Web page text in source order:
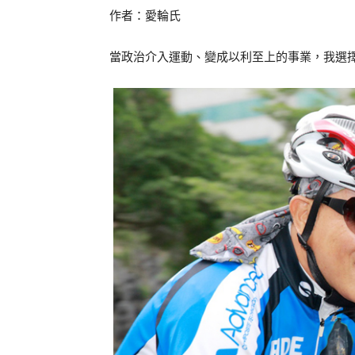
作者：愛輪氏
當政治介入運動、變成以利至上的事業，我選